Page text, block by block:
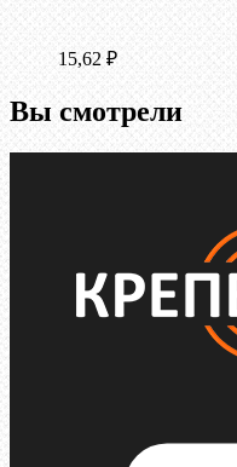
15,62 ₽
Вы смотрели